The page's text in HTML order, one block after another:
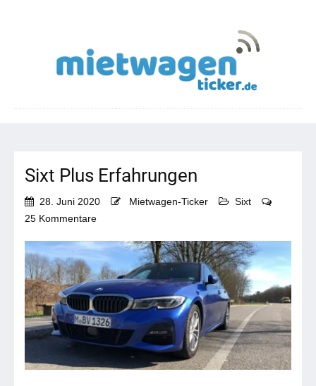
Sixt Plus Erfahrungen
28. Juni 2020 Mietwagen-Ticker
Sixt
25 Kommentare
Plus
Erfahrungen